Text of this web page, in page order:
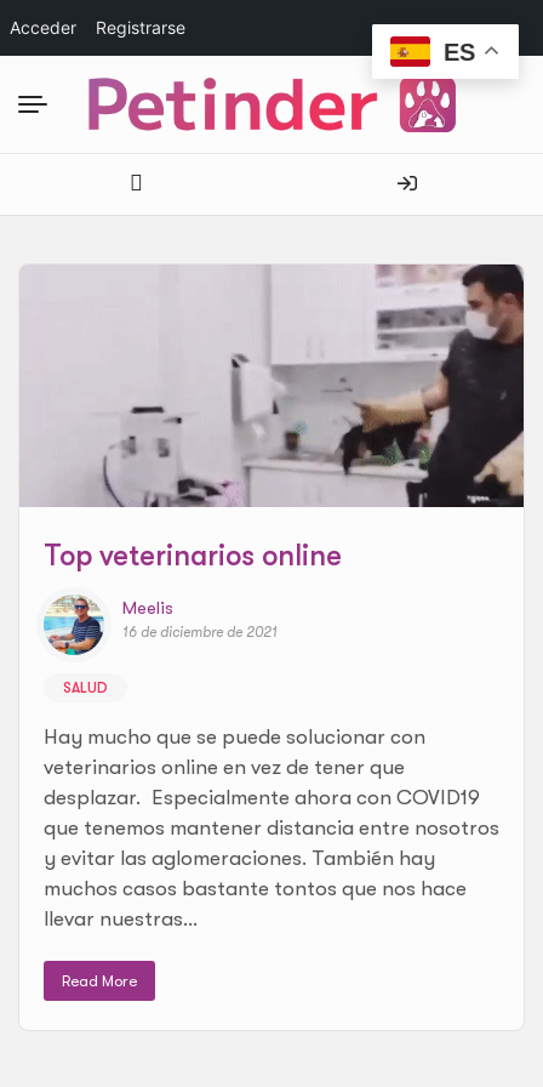
Acceder Registrarse
Top veterinarios online
Meelis
16 de diciembre de 2021
SALUD
Hay mucho que se puede solucionar con
veterinarios online en vez de tener que
desplazar. Especialmente ahora con COVID19
que tenemos mantener distancia entre nosotros
y evitar las aglomeraciones. También hay
muchos casos bastante tontos que nos hace
llevar nuestras...
Read More
ES